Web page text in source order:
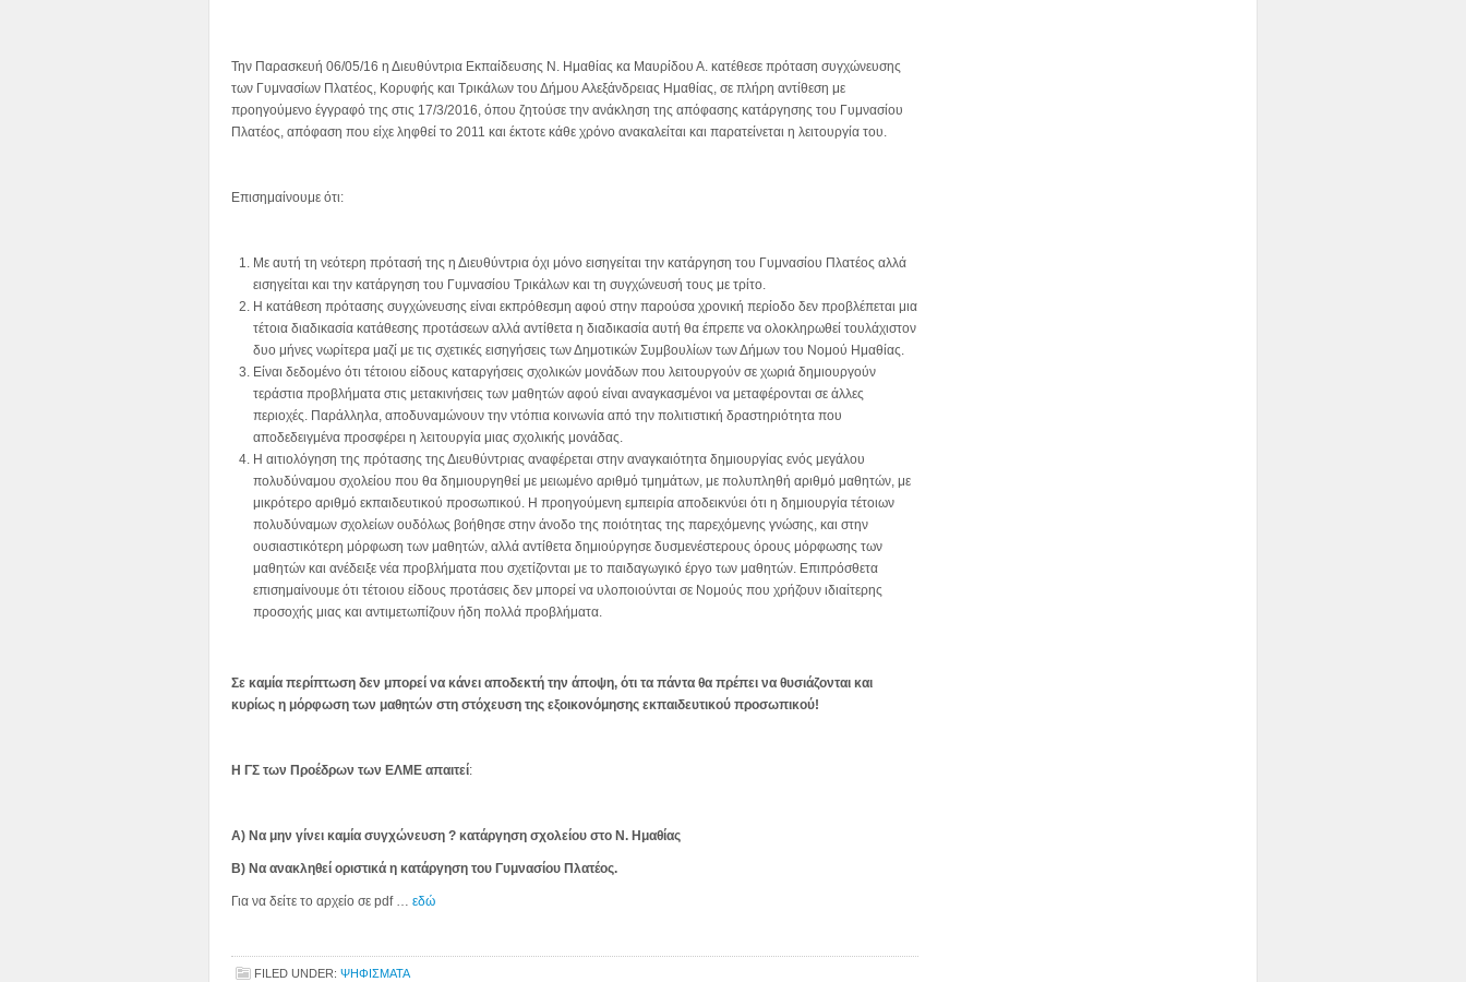
Την Παρασκευή 06/05/16 η Διευθύντρια Εκπαίδευσης Ν. Ημαθίας κα Μαυρίδου Α. κατέθεσε πρόταση συγχώνευσης
των Γυμνασίων Πλατέος, Κορυφής και Τρικάλων του Δήμου Αλεξάνδρειας Ημαθίας, σε πλήρη αντίθεση με
προηγούμενο έγγραφό της στις 17/3/2016, όπου ζητούσε την ανάκληση της απόφασης κατάργησης του Γυμνασίου
Πλατέος, απόφαση που είχε ληφθεί το 2011 και έκτοτε κάθε χρόνο ανακαλείται και παρατείνεται η λειτουργία του.
Επισημαίνουμε ότι:
Με αυτή τη νεότερη πρότασή της η Διευθύντρια όχι μόνο εισηγείται την κατάργηση του Γυμνασίου Πλατέος αλλά
εισηγείται και την κατάργηση του Γυμνασίου Τρικάλων και τη συγχώνευσή τους με τρίτο.
Η κατάθεση πρότασης συγχώνευσης είναι εκπρόθεσμη αφού στην παρούσα χρονική περίοδο δεν προβλέπεται μια
τέτοια διαδικασία κατάθεσης προτάσεων αλλά αντίθετα η διαδικασία αυτή θα έπρεπε να ολοκληρωθεί τουλάχιστον
δυο μήνες νωρίτερα μαζί με τις σχετικές εισηγήσεις των Δημοτικών Συμβουλίων των Δήμων του Νομού Ημαθίας.
Είναι δεδομένο ότι τέτοιου είδους καταργήσεις σχολικών μονάδων που λειτουργούν σε χωριά δημιουργούν
τεράστια προβλήματα στις μετακινήσεις των μαθητών αφού είναι αναγκασμένοι να μεταφέρονται σε άλλες
περιοχές. Παράλληλα, αποδυναμώνουν την ντόπια κοινωνία από την πολιτιστική δραστηριότητα που
αποδεδειγμένα προσφέρει η λειτουργία μιας σχολικής μονάδας.
Η αιτιολόγηση της πρότασης της Διευθύντριας αναφέρεται στην αναγκαιότητα δημιουργίας ενός μεγάλου
πολυδύναμου σχολείου που θα δημιουργηθεί με μειωμένο αριθμό τμημάτων, με πολυπληθή αριθμό μαθητών, με
μικρότερο αριθμό εκπαιδευτικού προσωπικού. Η προηγούμενη εμπειρία αποδεικνύει ότι η δημιουργία τέτοιων
πολυδύναμων σχολείων ουδόλως βοήθησε στην άνοδο της ποιότητας της παρεχόμενης γνώσης, και στην
ουσιαστικότερη μόρφωση των μαθητών, αλλά αντίθετα δημιούργησε δυσμενέστερους όρους μόρφωσης των
μαθητών και ανέδειξε νέα προβλήματα που σχετίζονται με το παιδαγωγικό έργο των μαθητών. Επιπρόσθετα
επισημαίνουμε ότι τέτοιου είδους προτάσεις δεν μπορεί να υλοποιούνται σε Νομούς που χρήζουν ιδιαίτερης
προσοχής μιας και αντιμετωπίζουν ήδη πολλά προβλήματα.
Σε καμία περίπτωση δεν μπορεί να κάνει αποδεκτή την άποψη, ότι τα πάντα θα πρέπει να θυσιάζονται και
κυρίως η μόρφωση των μαθητών στη στόχευση της εξοικονόμησης εκπαιδευτικού προσωπικού!
Η ΓΣ των Προέδρων των ΕΛΜΕ απαιτεί:
Α) Να μην γίνει καμία συγχώνευση ? κατάργηση σχολείου στο Ν. Ημαθίας
Β) Να ανακληθεί οριστικά η κατάργηση του Γυμνασίου Πλατέος.
Για να δείτε το αρχείο σε pdf … εδώ
FILED UNDER: ΨΗΦΙΣΜΑΤΑ